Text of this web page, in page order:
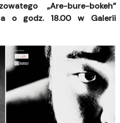
„Are-bure-bokeh”
o godz. 18.00 w Galerii